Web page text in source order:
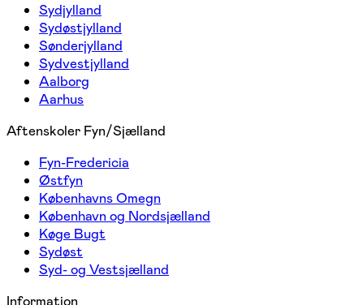
Sydjylland
Sydøstjylland
Sønderjylland
Sydvestjylland
Aalborg
Aarhus
Aftenskoler Fyn/Sjælland
Fyn-Fredericia
Østfyn
Københavns Omegn
København og Nordsjælland
Køge Bugt
Sydøst
Syd- og Vestsjælland
Information